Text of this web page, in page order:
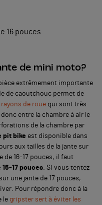
16 pouces
de mini moto?
extrêmement importante
de caoutchouc permet de
de roue qui sont très
donc entre la chambre à air le
de la chambre par
pit bike est disponible dans
aux tailles de la jante sur
de 16-17 pouces, il faut
17 pouces . Si vous tentez
une jante de 17 pouces,
Pour répondre donc à la
le gripster sert à éviter les